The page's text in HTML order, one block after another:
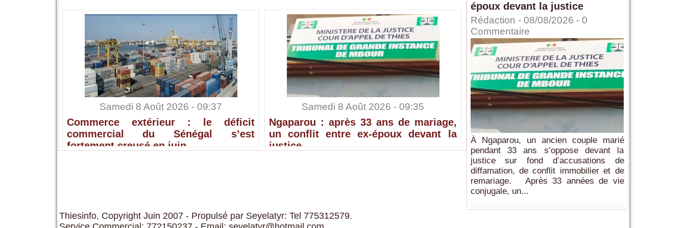
Samedi 8 Août 2026 - 09:37
Commerce extérieur : le déficit
commercial du Sénégal s’est
fortement creusé en juin
Samedi 8 Août 2026 - 09:35
Ngaparou : après 33 ans de mariage,
un conflit entre ex-époux devant la
justice
époux devant la justice
Rédaction - 08/08/2026 - 0
Commentaire
À Ngaparou, un ancien couple marié
pendant 33 ans s’oppose devant la
justice sur fond d’accusations de
diffamation, de conflit immobilier et de
remariage. Après 33 années de vie
conjugale, un...
Thiesinfo, Copyright Juin 2007 - Propulsé par Seyelatyr: Tel 775312579.